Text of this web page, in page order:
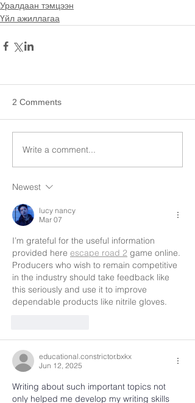
Уралдаан тэмцээн
Үйл ажиллагаа
2 Comments
Write a comment...
Newest
lucy nancy
Mar 07
I’m grateful for the useful information
provided here escape road 2 game online.
Producers who wish to remain competitive
in the industry should take feedback like
this seriously and use it to improve
dependable products like nitrile gloves.
educational.constrictor.bxkx
Jun 12, 2025
Writing about such important topics not
only helped me develop my writing skills